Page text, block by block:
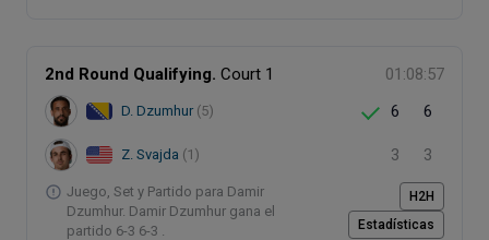
2nd Round Qualifying. Court 1 01:08:57
D. Dzumhur (5) 6 6
Z. Svajda (1) 3 3
Juego, Set y Partido para Damir
Dzumhur. Damir Dzumhur gana el
partido 6-3 6-3 .
H2H
Estadísticas